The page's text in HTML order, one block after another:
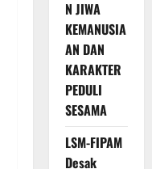
N JIWA
KEMANUSIA
AN DAN
KARAKTER
PEDULI
SESAMA
LSM-FIPAM
Desak